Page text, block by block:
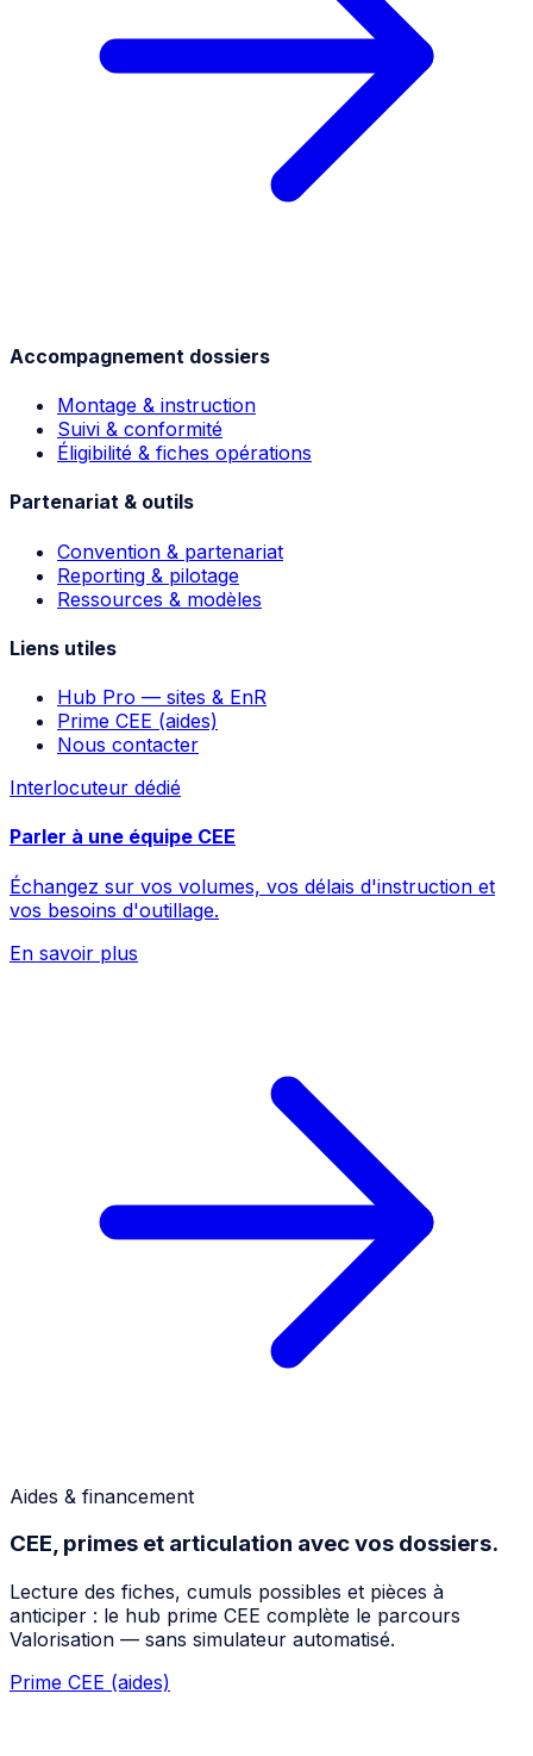
Accompagnement dossiers
Montage & instruction
Suivi & conformité
Éligibilité & fiches opérations
Partenariat & outils
Convention & partenariat
Reporting & pilotage
Ressources & modèles
Liens utiles
Hub Pro — sites & EnR
Prime CEE (aides)
Nous contacter
Interlocuteur dédié
Parler à une équipe CEE
Échangez sur vos volumes, vos délais d'instruction et
vos besoins d'outillage.
En savoir plus
Aides & financement
CEE, primes et articulation avec vos dossiers.
Lecture des fiches, cumuls possibles et pièces à
anticiper : le hub prime CEE complète le parcours
Valorisation — sans simulateur automatisé.
Prime CEE (aides)